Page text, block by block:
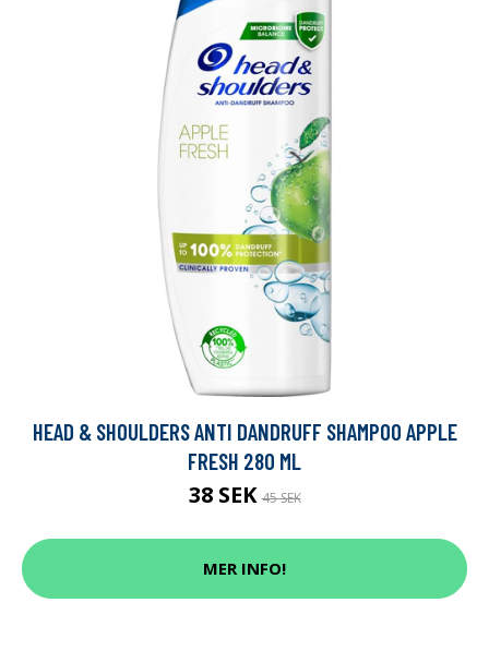
HEAD & SHOULDERS ANTI DANDRUFF SHAMPOO APPLE
FRESH 280 ML
38 SEK45 SEK
MER INFO!